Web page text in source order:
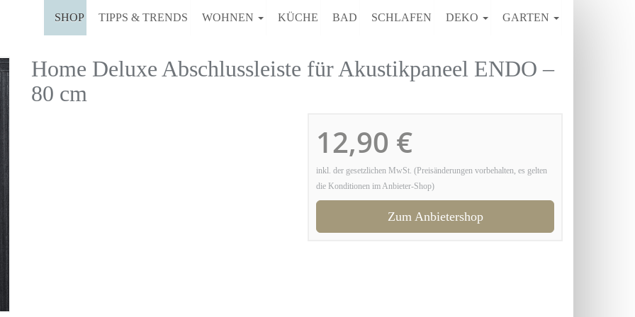
SHOP TIPPS & TRENDS WOHNEN KÜCHE BAD SCHLAFEN DEKO GARTEN
Home Deluxe Abschlussleiste für Akustikpaneel ENDO –
80 cm
12,90 €
inkl. der gesetzlichen MwSt. (Preisänderungen vorbehalten, es gelten
die Konditionen im Anbieter-Shop)
Zum Anbietershop